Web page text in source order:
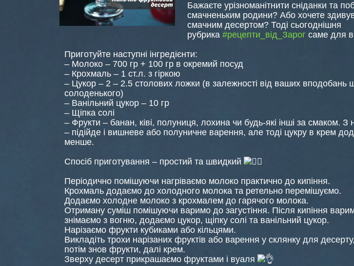
Бажаєте урізноманітнити сніданки та
смачненьким родини? Або хочете
смачним десертом? Тоді сьогоднішня
рубрика #рецепти_від_Зарог саме для
Приготуйте наступні інгредієнти:
– Молоко – 700 гр + 100 гр в окремий посуд
– Крохмаль – 1 ст.л. з гіркою
– Цукор – 2 – 2.5 столових ложки (в залежності від ваших вподобань
солоденького)
– Ванільний цукор – 10 гр
– Щіпка солі
– Фрукти – банан, ківі, полуниця, лохина чи будь-які інші за смаком. З
– підійде і вишневе або полуничне варення, але тоді цукру в крем
менше.
Спосіб приготування – простий та швидкий
Періодично помішуючи нагріваємо молоко практично до кипіння.
Крохмаль додаємо до холодного молока та ретельно перемішуємо.
Додаємо холодне молоко з крохмалем до гарячого молока.
Отриману суміш помішуючи варимо до загустіння. Після кипіння
знімаємо з вогню, додаємо цукор, щіпку солі та ванільний цукор.
Нарізаємо фрукти кубиками або кільцями.
Викладіть трохи нарізаних фруктів або варення у склянку для
потім знов фрукти, далі крем.
Зверху десерт прикрашаємо фруктами і вуаля